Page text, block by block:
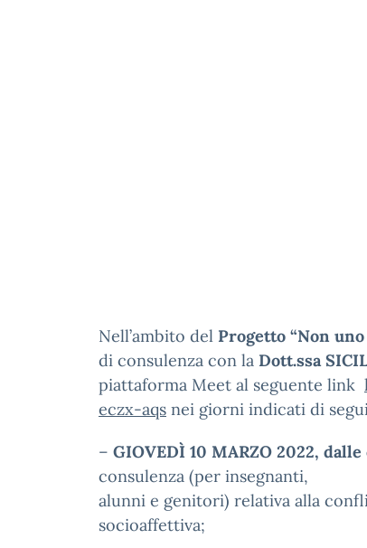
Nell’ambito del Progetto “Non uno
di consulenza con la Dott.ssa
piattaforma Meet al seguente link
eczx-aqs nei giorni
– GIOVEDÌ 10 MARZO 2022, dalle
consulenza (per insegnanti,
alunni e genitori) relativa alla
socioaffettiva;